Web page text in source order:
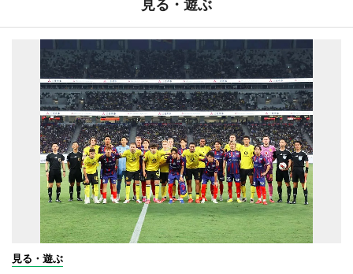
見る・遊ぶ
見る・遊ぶ